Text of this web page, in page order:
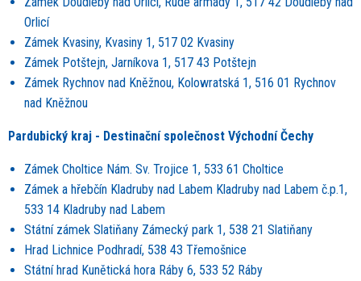
Orlicí
Zámek Kvasiny, Kvasiny 1, 517 02 Kvasiny
Zámek Potštejn, Jarníkova 1, 517 43 Potštejn
Zámek Rychnov nad Kněžnou, Kolowratská 1, 516 01 Rychnov
nad Kněžnou
Pardubický kraj - Destinační společnost Východní Čechy
Zámek Choltice Nám. Sv. Trojice 1, 533 61 Choltice
Zámek a hřebčín Kladruby nad Labem Kladruby nad Labem č.p.1,
533 14 Kladruby nad Labem
Státní zámek Slatiňany Zámecký park 1, 538 21 Slatiňany
Hrad Lichnice Podhradí, 538 43 Třemošnice
Státní hrad Kunětická hora Ráby 6, 533 52 Ráby